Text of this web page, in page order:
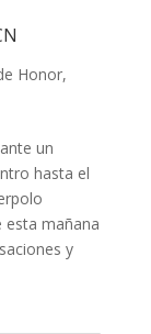
Honor,
un
hasta el
esta mañana
y